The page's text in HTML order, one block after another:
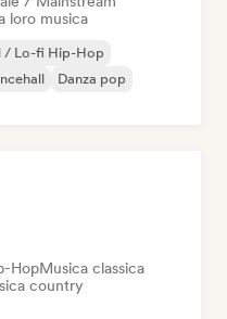
loro musica
/ Lo-fi Hip-Hop
Danza pop
HopMusica classica
country